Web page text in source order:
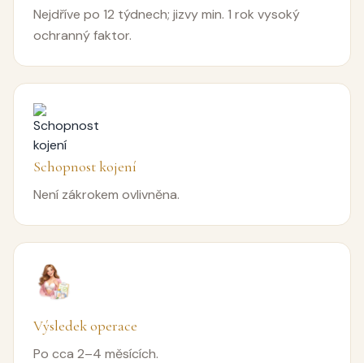
Nejdříve po 12 týdnech; jizvy min. 1 rok vysoký
ochranný faktor.
Schopnost kojení
Není zákrokem ovlivněna.
Výsledek operace
Po cca 2–4 měsících.